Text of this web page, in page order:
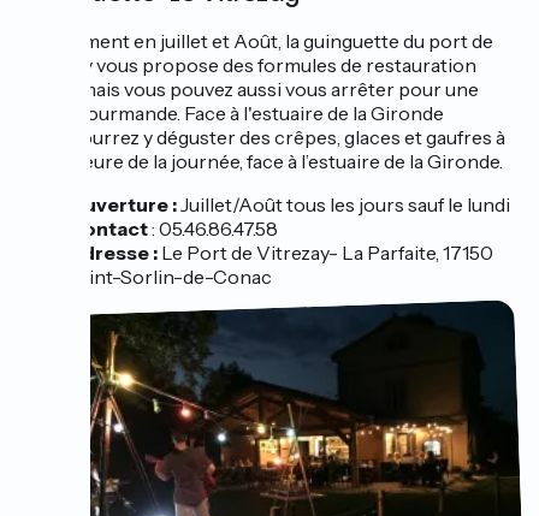
Uniquement en juillet et Août, la guinguette du port de
Vitrezay vous propose des formules de restauration
rapide mais vous pouvez aussi vous arrêter pour une
pause gourmande. Face à l'estuaire de la Gironde
Vous pourrez y déguster des crêpes, glaces et gaufres à
toute heure de la journée, face à l’estuaire de la Gironde.
Ouverture :Juillet/Août tous les jours sauf le lundi
Contact: 05.46.86.47.58
Adresse : Le Port de Vitrezay- La Parfaite, 17150
Saint-Sorlin-de-Conac